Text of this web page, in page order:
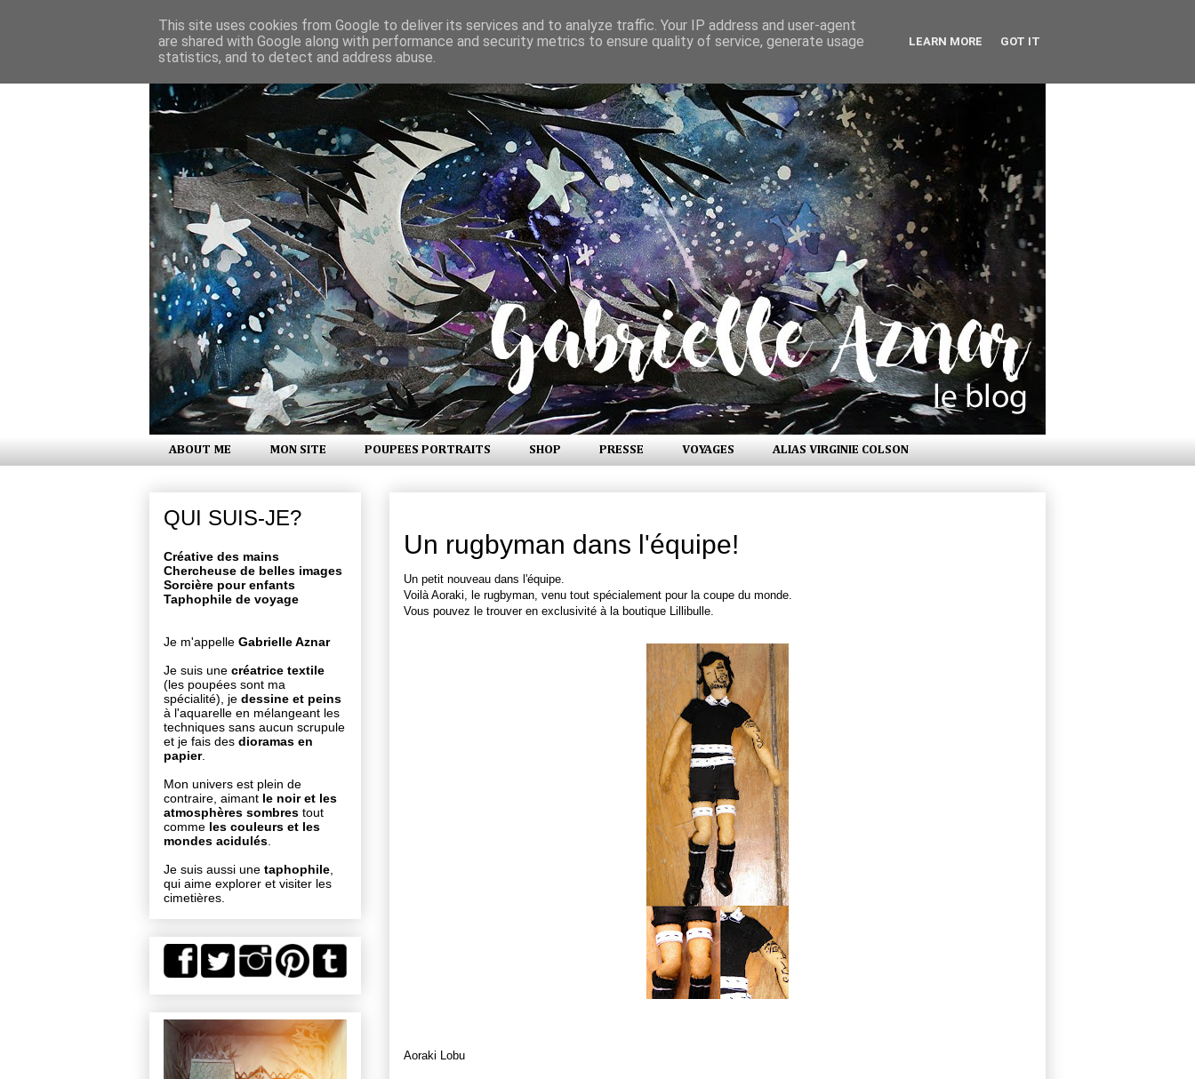
ABOUT ME MON SITE POUPEES PORTRAITS SHOP PRESSE VOYAGES ALIAS VIRGINIE COLSON
Un rugbyman dans l'équipe!
Un petit nouveau dans l'équipe.
Voilà Aoraki, le rugbyman, venu tout spécialement pour la coupe du monde.
Vous pouvez le trouver en exclusivité à la boutique Lillibulle.
Aoraki Lobu
QUI SUIS-JE?
Créative des mains
Chercheuse de belles images
Sorcière pour enfants
Taphophile de voyage
Je m'appelle Gabrielle Aznar
Je suis une créatrice textile
(les poupées sont ma
spécialité), je dessine et peins
à l'aquarelle en mélangeant les
techniques sans aucun scrupule
et je fais des dioramas en
papier.
Mon univers est plein de
contraire, aimant le noir et les
atmosphères sombres tout
comme les couleurs et les
mondes acidulés
Je suis aussi une taphophile
qui aime explorer et visiter les
cimetières.
This site uses cookies from Google to deliver its services and to analyze traffic. Your IP address and user-agent
are shared with Google along with performance and security metrics to ensure quality of service, generate usage
statistics, and to detect and address abuse.
LEARN MORE GOT IT